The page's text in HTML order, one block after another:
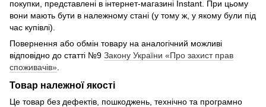
покупки, представлені в інтернет-магазині Instant. При цьому
вони мають бути в належному стані (у тому ж, у якому були під
час купівлі).
Повернення або обмін товару на аналогічний можливі
відповідно до статті №9 Закону України «Про захист прав
споживачів»
Товар належної якості
Це товар без дефектів, пошкоджень, технічно та програмно